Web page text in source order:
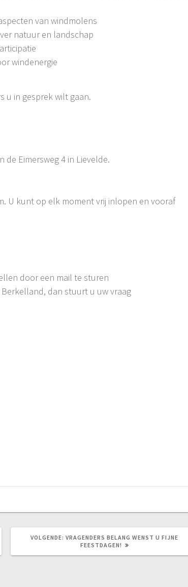
van windmolens
natuur en landschap
windenergie
u in gesprek wilt gaan.
de Eimersweg 4 in Lievelde.
U kunt op elk moment vrij inlopen en vooraf
door een mail te sturen
dan stuurt u uw vraag
VOLGENDE: VOLGEND
BERICHT:
VRAGENDERS BELANG WENST U FIJNE
FEESTDAGEN!